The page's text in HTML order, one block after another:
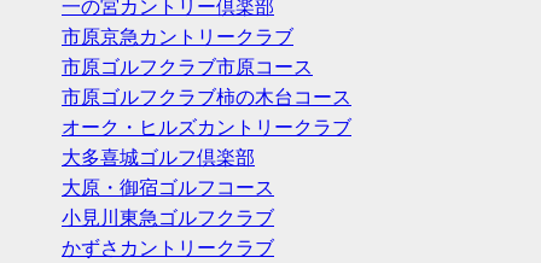
一の宮カントリー倶楽部
市原京急カントリークラブ
市原ゴルフクラブ市原コース
市原ゴルフクラブ柿の木台コース
オーク・ヒルズカントリークラブ
大多喜城ゴルフ倶楽部
大原・御宿ゴルフコース
小見川東急ゴルフクラブ
かずさカントリークラブ